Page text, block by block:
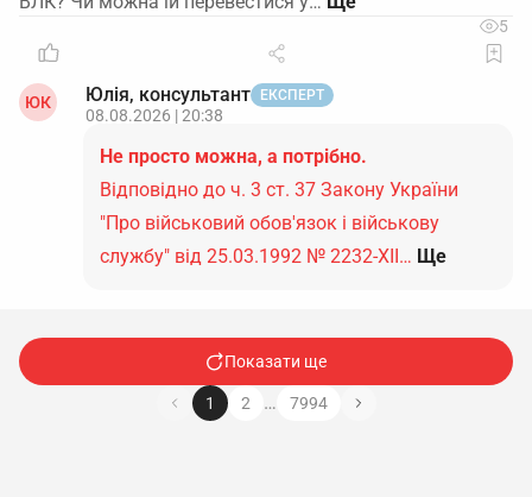
5
ЮК Юлія, консультант ЕКСПЕРТ
08.08.2026 | 20:38
Не просто можна, а потрібно.
Відповідно до ч. 3 ст. 37 Закону України
"Про військовий обов'язок і військову
службу" від 25.03.1992 № 2232-ХІІ… Ще
Показати ще
1 2 … 7994